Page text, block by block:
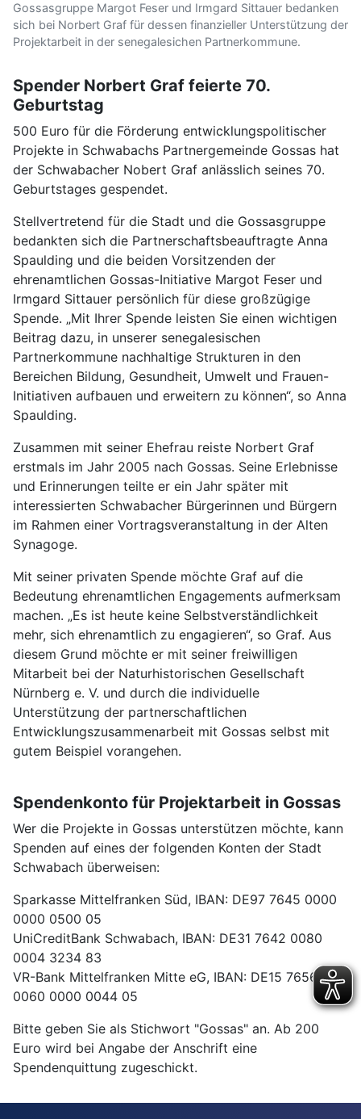
Gossasgruppe Margot Feser und Irmgard Sittauer bedanken
sich bei Norbert Graf für dessen finanzieller Unterstützung der
Projektarbeit in der senegalesichen Partnerkommune.
Spender Norbert Graf feierte 70.
Geburtstag
500 Euro für die Förderung entwicklungspolitischer
Projekte in Schwabachs Partnergemeinde Gossas hat
der Schwabacher Nobert Graf anlässlich seines 70.
Geburtstages gespendet.
Stellvertretend für die Stadt und die Gossasgruppe
bedankten sich die Partnerschaftsbeauftragte Anna
Spaulding und die beiden Vorsitzenden der
ehrenamtlichen Gossas-Initiative Margot Feser und
Irmgard Sittauer persönlich für diese großzügige
Spende. „Mit Ihrer Spende leisten Sie einen wichtigen
Beitrag dazu, in unserer senegalesischen
Partnerkommune nachhaltige Strukturen in den
Bereichen Bildung, Gesundheit, Umwelt und Frauen-
Initiativen aufbauen und erweitern zu können“, so Anna
Spaulding.
Zusammen mit seiner Ehefrau reiste Norbert Graf
erstmals im Jahr 2005 nach Gossas. Seine Erlebnisse
und Erinnerungen teilte er ein Jahr später mit
interessierten Schwabacher Bürgerinnen und Bürgern
im Rahmen einer Vortragsveranstaltung in der Alten
Synagoge.
Mit seiner privaten Spende möchte Graf auf die
Bedeutung ehrenamtlichen Engagements aufmerksam
machen. „Es ist heute keine Selbstverständlichkeit
mehr, sich ehrenamtlich zu engagieren“, so Graf. Aus
diesem Grund möchte er mit seiner freiwilligen
Mitarbeit bei der Naturhistorischen Gesellschaft
Nürnberg e. V. und durch die individuelle
Unterstützung der partnerschaftlichen
Entwicklungszusammenarbeit mit Gossas selbst mit
gutem Beispiel vorangehen.
Spendenkonto für Projektarbeit in Gossas
Wer die Projekte in Gossas unterstützen möchte, kann
Spenden auf eines der folgenden Konten der Stadt
Schwabach überweisen:
Sparkasse Mittelfranken Süd, IBAN: DE97 7645 0000
0000 0500 05
UniCreditBank Schwabach, IBAN: DE31 7642 0080
0004 3234 83
VR-Bank Mittelfranken Mitte eG, IBAN: DE15 7656
0060 0000 0044 05
Bitte geben Sie als Stichwort "Gossas" an. Ab 200
Euro wird bei Angabe der Anschrift eine
Spendenquittung zugeschickt.